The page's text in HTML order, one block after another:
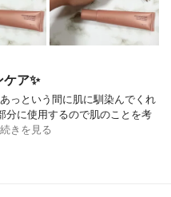
ア✨
っという間に肌に馴染んでくれ
分に使用するので肌のことを考
続きを見る